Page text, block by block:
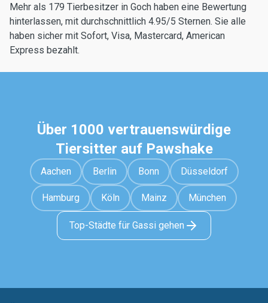
Mehr als 179 Tierbesitzer in Goch haben eine Bewertung
hinterlassen, mit durchschnittlich 4.95/5 Sternen. Sie alle
haben sicher mit Sofort, Visa, Mastercard, American
Express bezahlt.
Über 1000 vertrauenswürdige
Tiersitter auf Pawshake
Aachen Berlin Bonn Düsseldorf
Hamburg Köln Mainz München
Top-Städte für Gassi gehen